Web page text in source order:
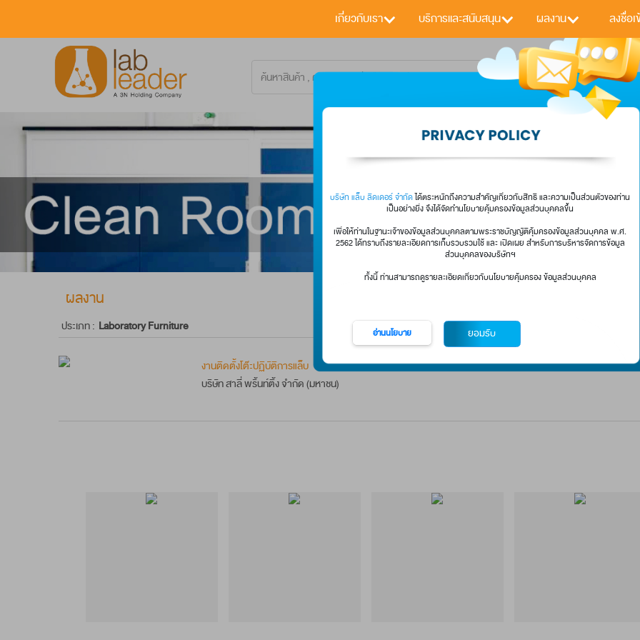
ลงชื่อเ
ผลงาน
บริการและสนับสนุน
เกี่ยวกับเรา
ผลงาน
ประเภท : Laboratory Furniture
งานติดตั้งโต๊ะปฏิบัติการแล็บ
บริษัท สาลี่ พริ้นท์ติ้ง จำกัด (มหาชน)
บริษัท แล็บ ลีดเดอร์ จำกัดได้ตระหนั
เพื่อให้ท่านในฐานะเจ้าของข้อมูล
2562 ได้ทราบถึงรายละเอียดการเ